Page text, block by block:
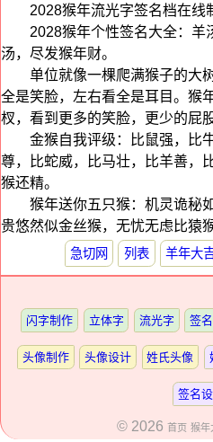
2028猴年流光字签名档在线
2028猴年个性签名大全：羊
汤，尽发猴年财。
单位就像一棵爬满猴子的大
全是笑脸，左右看全是耳目。猴
杈，看到更多的笑脸，更少的屁股
金猴自我评级：比鼠强，比
尊，比蛇威，比马壮，比羊善，
猴还精。
猴年送你五只猴：机灵诡秘
贵悠然似金丝猴，无忧无虑比猿
急切网 列表 羊年大
闪字制作 立体字 流光字 签
头像制作 头像设计 姓氏头像
签名
© 2026 首页 猴年